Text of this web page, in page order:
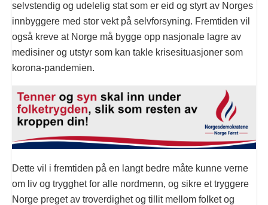
selvstendig og udelelig stat som er eid og styrt av Norges
innbyggere med stor vekt på selvforsyning. Fremtiden vil
også kreve at Norge må bygge opp nasjonale lagre av
medisiner og utstyr som kan takle krisesituasjoner som
korona-pandemien.
Dette vil i fremtiden på en langt bedre måte kunne verne
om liv og trygghet for alle nordmenn, og sikre et tryggere
Norge preget av troverdighet og tillit mellom folket og